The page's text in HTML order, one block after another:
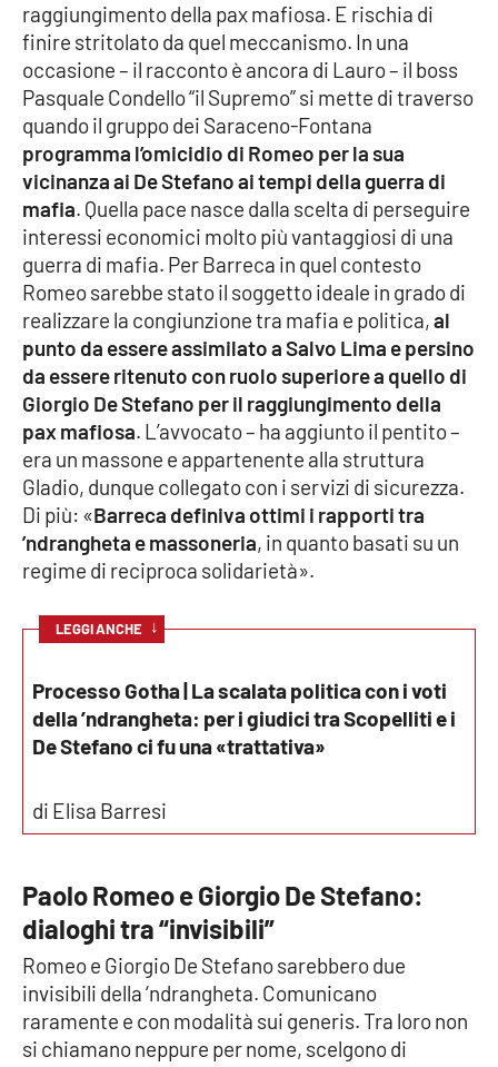
APP
Android
Apple
raggiungimento della pax mafiosa. E rischia di
finire stritolato da quel meccanismo. In una
occasione – il racconto è ancora di Lauro – il boss
Pasquale Condello “il Supremo” si mette di traverso
quando il gruppo dei Saraceno-Fontana
programma l’omicidio di Romeo per la sua
vicinanza ai De Stefano ai tempi della guerra di
mafia. Quella pace nasce dalla scelta di perseguire
interessi economici molto più vantaggiosi di una
guerra di mafia. Per Barreca in quel contesto
Romeo sarebbe stato il soggetto ideale in grado di
realizzare la congiunzione tra mafia e politica,al
punto da essere assimilato a Salvo Lima e persino
da essere ritenuto con ruolo superiore a quello di
Giorgio De Stefano per il raggiungimento della
pax mafiosa. L’avvocato – ha aggiunto il pentito –
era un massone e appartenente alla struttura
Gladio, dunque collegato con i servizi di sicurezza.
Di più: «Barreca definiva ottimi i rapporti tra
’ndrangheta e massoneria, in quanto basati su un
regime di reciproca solidarietà».
LEGGI ANCHE ↓
Processo Gotha | La scalata politica con i voti
della ’ndrangheta: per i giudici tra Scopelliti e i
De Stefano ci fu una «trattativa»
di Elisa Barresi
Paolo Romeo e Giorgio De Stefano:
dialoghi tra “invisibili”
Romeo e Giorgio De Stefano sarebbero due
invisibili della ‘ndrangheta. Comunicano
raramente e con modalità sui generis. Tra loro non
si chiamano neppure per nome, scelgono di